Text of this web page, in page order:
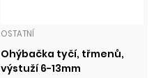
OSTATNÍ
Ohýbačka tyčí, třmenů,
výstuží 6-13mm